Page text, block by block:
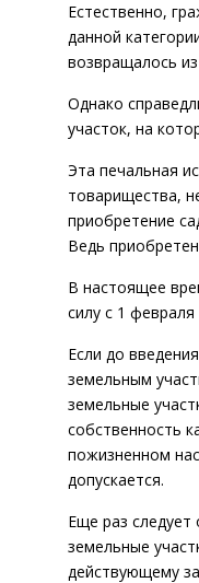
Естественно,
данной
возвращалось
Однако
участок, на
Эта печальная
товарищества,
приобретение
Ведь
В настоящее
силу с 1
Если до
земельным
земельные
собственность
пожизненном
допускается.
Еще раз
земельные
действующему